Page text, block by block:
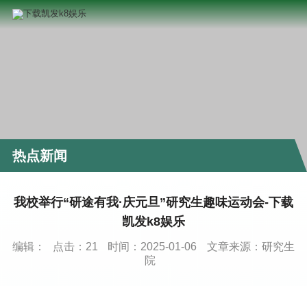
热点新闻
我校举行“研途有我·庆元旦”研究生趣味运动会-下载
凯发k8娱乐
编辑： 点击： 21 时间：2025-01-06
文章来源：研究生
院